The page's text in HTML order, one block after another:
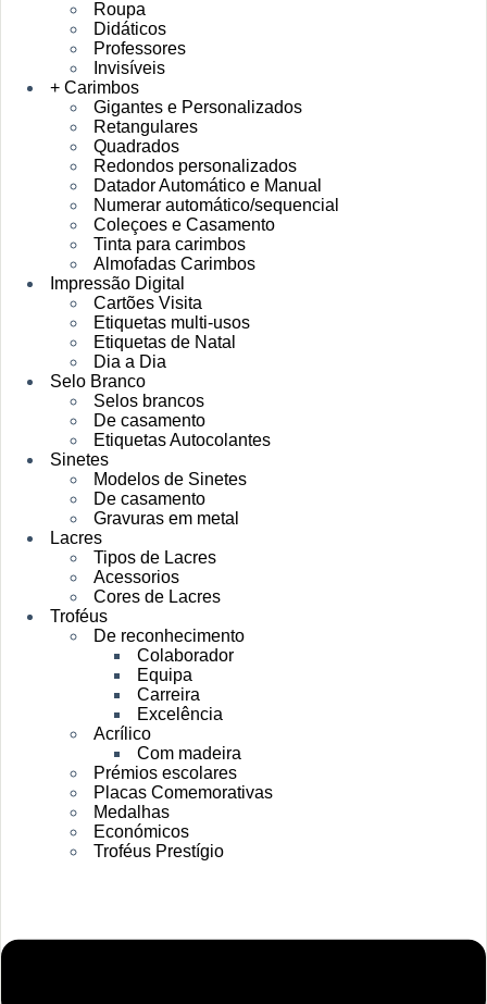
Roupa
Didáticos
Professores
Invisíveis
+ Carimbos
Gigantes e Personalizados
Retangulares
Quadrados
Redondos personalizados
Datador Automático e Manual
Numerar automático/sequencial
Coleçoes e Casamento
Tinta para carimbos
Almofadas Carimbos
Impressão Digital
Cartões Visita
Etiquetas multi-usos
Etiquetas de Natal
Dia a Dia
Selo Branco
Selos brancos
De casamento
Etiquetas Autocolantes
Sinetes
Modelos de Sinetes
De casamento
Gravuras em metal
Lacres
Tipos de Lacres
Acessorios
Cores de Lacres
Troféus
De reconhecimento
Colaborador
Equipa
Carreira
Excelência
Acrílico
Com madeira
Prémios escolares
Placas Comemorativas
Medalhas
Económicos
Troféus Prestígio